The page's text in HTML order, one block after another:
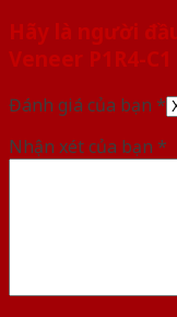
Hãy là người
Veneer P1R4-C1
Đánh giá của bạn *
Nhận xét của bạn *